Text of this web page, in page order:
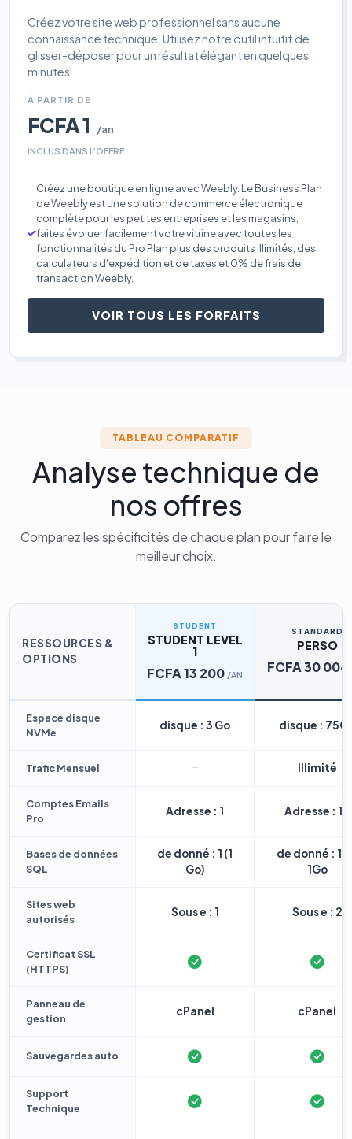
Créez votre site web professionnel sans aucune
connaissance technique. Utilisez notre outil intuitif de
glisser-déposer pour un résultat élégant en quelques
minutes.
À PARTIR DE
FCFA 1 /an
INCLUS DANS L'OFFRE :
Créez une boutique en ligne avec Weebly. Le Business Plan
de Weebly est une solution de commerce électronique
complète pour les petites entreprises et les magasins,
faites évoluer facilement votre vitrine avec toutes les
fonctionnalités du Pro Plan plus des produits illimités, des
calculateurs d'expédition et de taxes et 0% de frais de
transaction Weebly.
VOIR TOUS LES FORFAITS
TABLEAU COMPARATIF
Analyse technique de
nos offres
Comparez les spécificités de chaque plan pour faire le
meilleur choix.
RESSOURCES &
OPTIONS
STUDENT
STUDENT LEVEL
1
FCFA 13 200 /AN
STANDARD
PERSO
FCFA 30 004
Espace disque
NVMe
disque : 3 Go disque :
Trafic Mensuel Illimité
Comptes Emails
Pro
Adresse : 1 Adresse : 10
Bases de données
SQL
de donné : 1 (1
Go)
de donné : 1
1Go
Sites web
autorisés
Sous e : 1 Sous e : 2
Certificat SSL
(HTTPS)
Panneau de
gestion
cPanel cPanel
Sauvegardes auto
Support
Technique